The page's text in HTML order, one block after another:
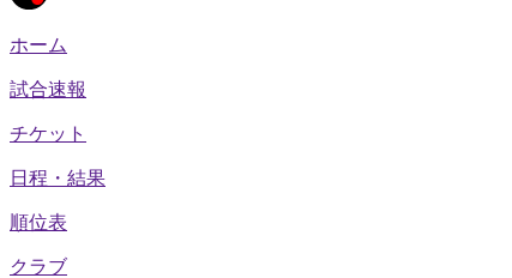
ホーム
試合速報
チケット
日程・結果
順位表
クラブ